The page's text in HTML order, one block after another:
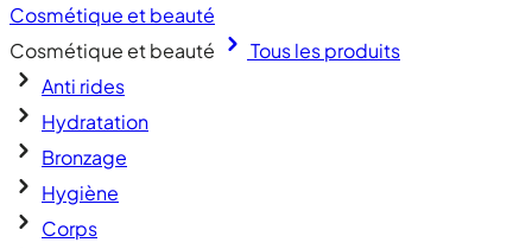
Cosmétique et beauté
Cosmétique et beauté
Tous les produits
Anti rides
Hydratation
Bronzage
Hygiène
Corps